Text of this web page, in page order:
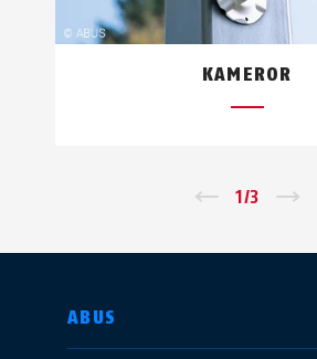
KAMEROR
1/3
ABUS
SELECT COUNTRY